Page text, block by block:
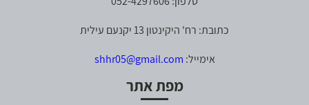
כתובת: רח' היקינטון 13 יקנעם עילית
אימייל: shhr05@gmail.com
מפת אתר